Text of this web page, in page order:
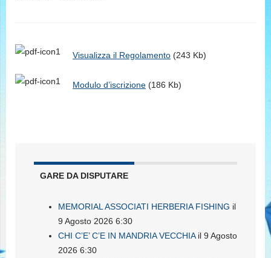
t
o
Visualizza il Regolamento (243 Kb)
Modulo d’iscrizione (186 Kb)
GARE DA DISPUTARE
MEMORIAL ASSOCIATI HERBERIA FISHING il
9 Agosto 2026 6:30
CHI C’E’ C’E IN MANDRIA VECCHIAil 9 Agosto
2026 6:30